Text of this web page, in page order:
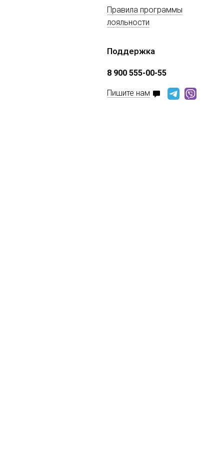
Правила программы
лояльности
Поддержка
8 900 555-00-55
Пишите нам